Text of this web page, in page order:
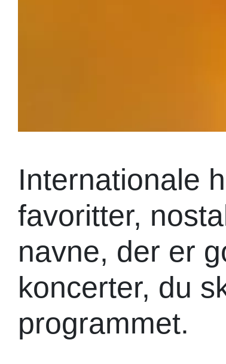
Internationale
favoritter,
navne, der er
koncerter, du
programmet.